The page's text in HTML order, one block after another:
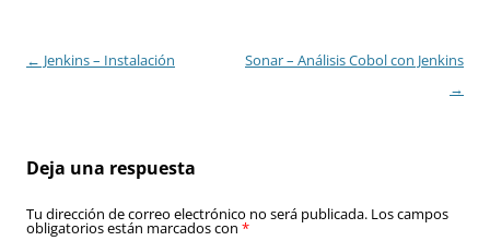
Navegación
← Jenkins – Instalación
Sonar – Análisis Cobol con Jenkins
→
Deja una respuesta
Tu dirección de correo electrónico no será publicada. Los campos
obligatorios están marcados con *